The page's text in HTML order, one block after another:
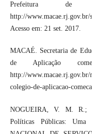
Prefeitura de
http://www.macae.rj.gov.br/
Acesso em: 21 set. 2017.
MACAÉ. Secretaria de
de Aplicação
http://
colegio-de-aplicacao-
NOGUEIRA, V. M. R.;
Políticas Públicas: